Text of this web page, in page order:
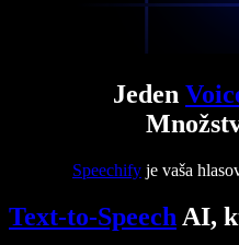
Jeden
Speechify je vaša
Text-to-Speech AI,